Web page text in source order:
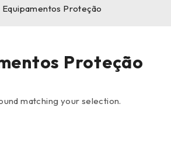
Proteção
Equipamentos Proteção
matching your selection.